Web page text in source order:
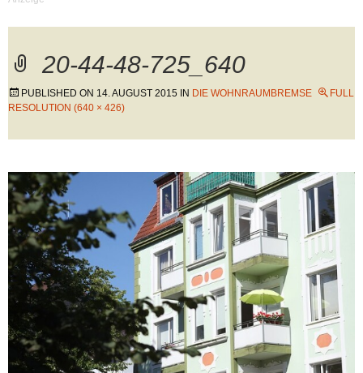
20-44-48-725_640
PUBLISHED ON 14. AUGUST 2015 IN DIE WOHNRAUMBREMSE
FULL
RESOLUTION (640 × 426)